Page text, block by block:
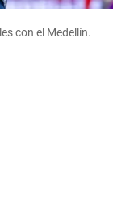
con el Medellín.